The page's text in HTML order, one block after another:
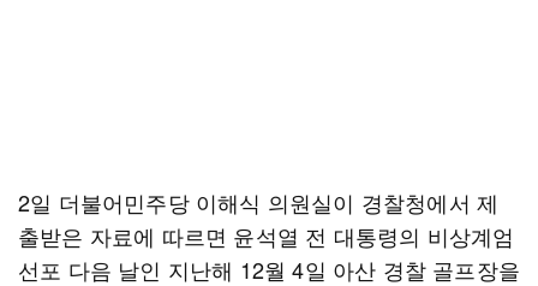
2일 더불어민주당 이해식 의원실이 경찰청에서 제
출받은 자료에 따르면 윤석열 전 대통령의 비상계엄
선포 다음 날인 지난해 12월 4일 아산 경찰 골프장을